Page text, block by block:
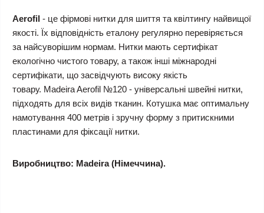
Aerofil - це фірмові нитки для шиття та квілтингу найвищої
якості. Їх відповідність еталону регулярно перевіряється
за найсуворішим нормам. Нитки мають сертифікат
екологічно чистого товару, а також інші міжнародні
сертифікати, що засвідчують високу якість
товару. Madeira Aerofil №120 - універсальні швейні нитки,
підходять для всіх видів тканин. Котушка має оптимальну
намотування 400 метрів і зручну форму з притискними
пластинами для фіксації нитки.
Виробництво: Madeira (Німеччина).